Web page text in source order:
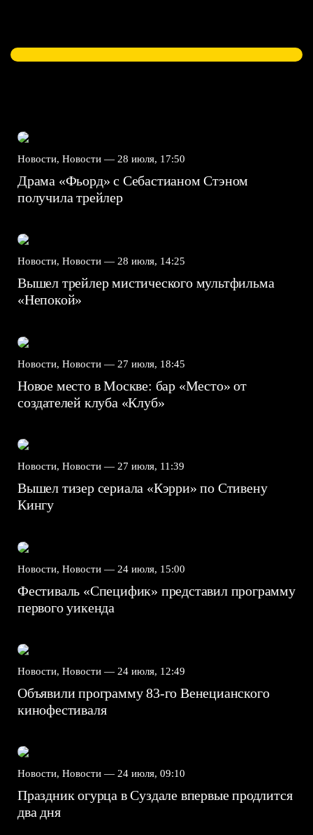
Новости, Новости — 28 июля, 17:50
Драма «Фьорд» с Себастианом Стэном
получила трейлер
Новости, Новости — 28 июля, 14:25
Вышел трейлер мистического мультфильма
«Непокой»
Новости, Новости — 27 июля, 18:45
Новое место в Москве: бар «Место» от
создателей клуба «Клуб»
Новости, Новости — 27 июля, 11:39
Вышел тизер сериала «Кэрри» по Стивену
Кингу
Новости, Новости — 24 июля, 15:00
Фестиваль «Специфик» представил программу
первого уикенда
Новости, Новости — 24 июля, 12:49
Объявили программу 83-го Венецианского
кинофестиваля
Новости, Новости — 24 июля, 09:10
Праздник огурца в Суздале впервые продлится
два дня